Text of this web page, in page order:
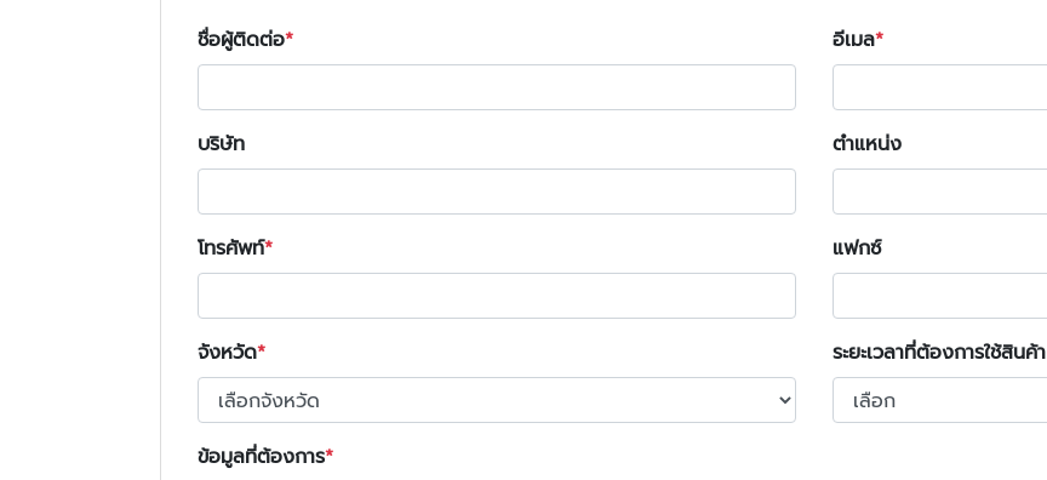
ชื่อผู้ติดต่อ อีเมล
บริษัท ตำแหน่ง
โทรศัพท์ แฟกซ์
จังหวัด ระยะเวลาที่ต้องการใช้สินค้า
ข้อมูลที่ต้องการ